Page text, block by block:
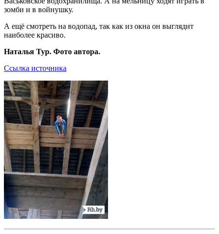
зомби и в войнушку.
А ещё смотреть на водопад, так как из окна он выглядит
наиболее красиво.
Наталья Тур. Фото автора.
Ссылка источника